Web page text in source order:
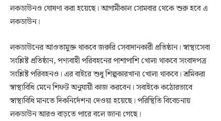
লকডাউনও ঘোষণা করা হয়েছে। আগামীকাল সোমবার থেকে শুরু হবে এ
লকডাউন।
লকডাউনের আওতামুক্ত থাকবে জরুরি সেবাদানকারী প্রতিষ্ঠান। স্বাস্থ্যসেবা
সংশ্লিষ্ট প্রতিষ্ঠান, পণ্যবাহী পরিবহনের পাশাপাশি খোলা থাকবে সংবাদপত্র
সংশ্লিষ্ট পরিবহনও। এর বাইরে শুধু শিল্পকারখানা খোলা থাকবে। শ্রমিকরা
স্বাস্থ্যবিধি মেনে শিফট অনুযায়ী কাজ করবেন। সবাইকে কঠোরভাবে
স্বাস্থ্যবিধি মানতে দিকনির্দেশনা দেওয়া হয়েছে। পরিস্থিতি বিবেচনায়
লকডাউন আরও বাড়তে পারে বলে জানা গেছে।